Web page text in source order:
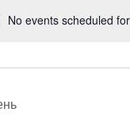
No events scheduled